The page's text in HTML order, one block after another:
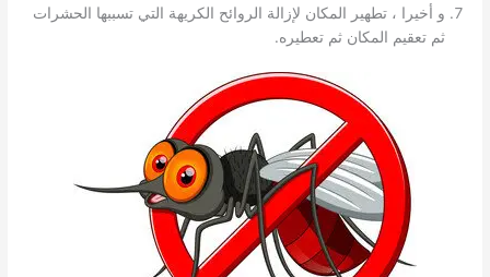
و أخيرا ، تطهير المكان لإزالة الروائح الكريهة التي تسببها الحشرات
ثم تعقيم المكان ثم تعطيره.